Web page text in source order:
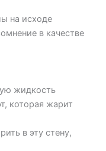
на исходе
в качестве
жидкость
которая жарит
в эту стену,